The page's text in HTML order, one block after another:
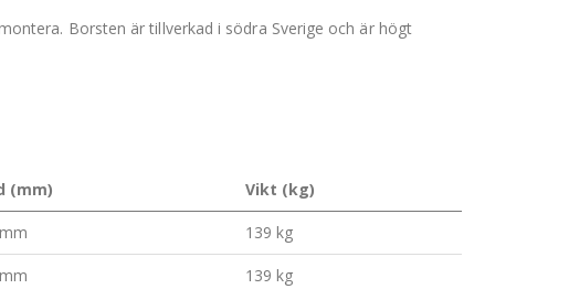
Borsten är tillverkad i södra Sverige och är högt
(mm) Vikt (kg)
139 kg
139 kg